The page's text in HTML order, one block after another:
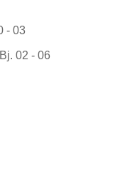
- 03
02 - 06